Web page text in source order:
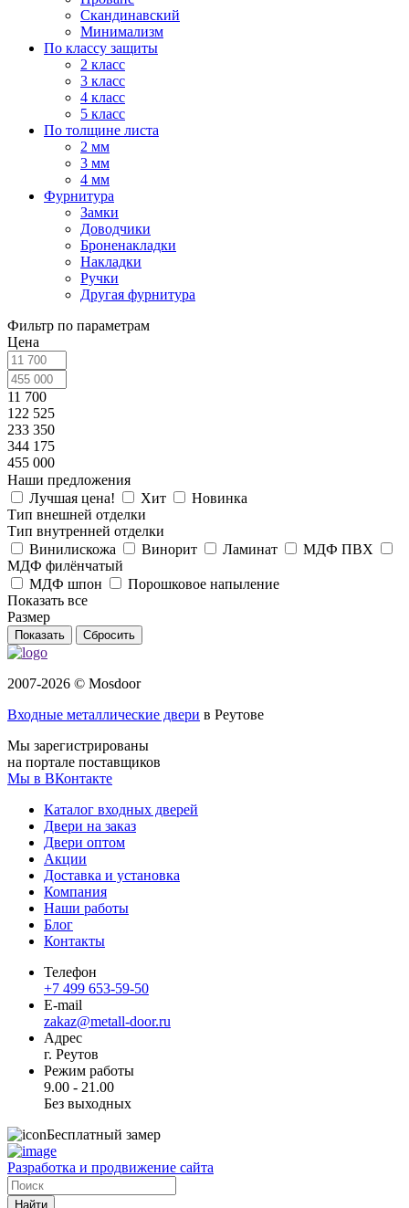
Скандинавский
Минимализм
По классу защиты
2 класс
3 класс
4 класс
5 класс
По толщине листа
2 мм
3 мм
4 мм
Фурнитура
Замки
Доводчики
Броненакладки
Накладки
Ручки
Другая фурнитура
Фильтр по параметрам
Цена
11 700
122 525
233 350
344 175
455 000
Наши предложения
Лучшая цена!
Хит
Новинка
Тип внешней отделки
Тип внутренней отделки
Винилискожа
Винорит Ламинат
МДФ ПВХ
МДФ филёнчатый
МДФ шпон
Порошковое напыление
Показать все
Размер
Сбросить
2007-2026 © Mosdoor
Входные металлические двери в Реутове
Мы зарегистрированы
на портале поставщиков
Мы в ВКонтакте
Каталог входных дверей
Двери на заказ
Двери оптом
Акции
Доставка и установка
Компания
Наши работы
Блог
Контакты
Телефон
+7 499 653-59-50
E-mail
zakaz@metall-door.ru
Адрес
г. Реутов
Режим работы
9.00 - 21.00
Без выходных
Бесплатный замер
Разработка и продвижение сайта
Найти